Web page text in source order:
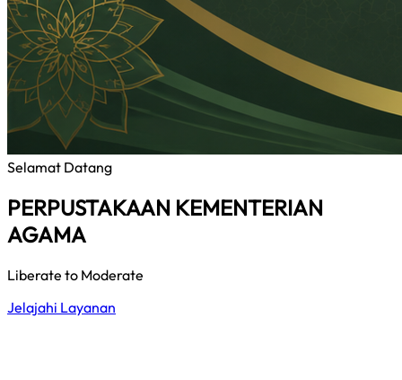
Selamat Datang
PERPUSTAKAAN KEMENTERIAN
AGAMA
Liberate to Moderate
Jelajahi Layanan